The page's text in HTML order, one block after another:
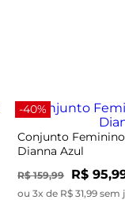
-40%
Conjunto
Dianna Azul
R$ 159,99 R$
ou 3x de R$ 31,99 sem